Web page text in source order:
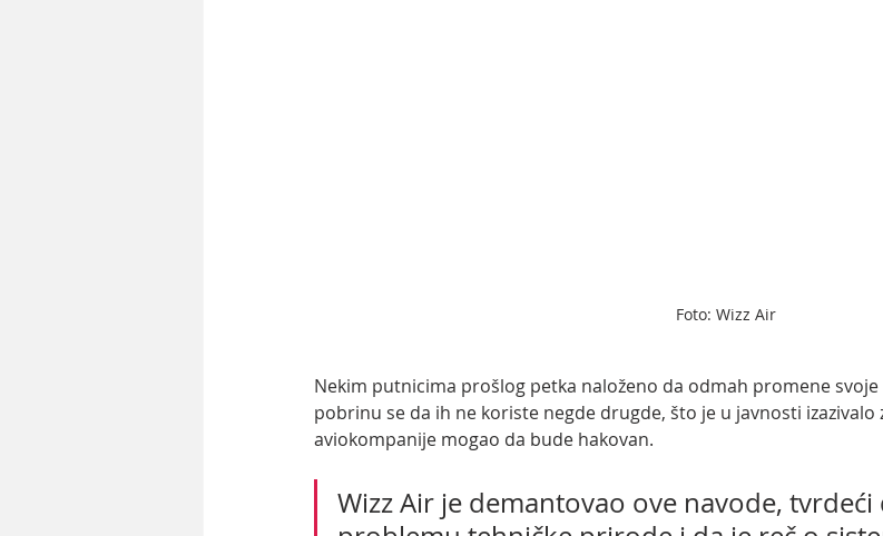
Foto: Wizz Air
Nekim putnicima prošlog petka naloženo da odmah promene
pobrinu se da ih ne koriste negde drugde, što je u javnosti
aviokompanije mogao da bude hakovan.
Wizz Air je demantovao ove navode, tvrdeći